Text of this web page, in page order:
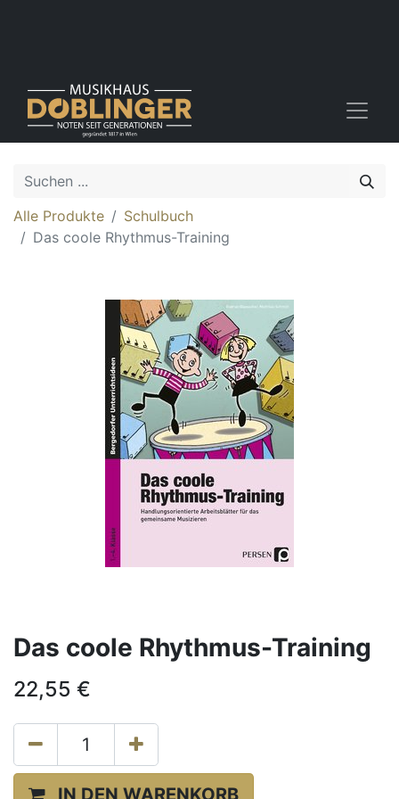
Alle Produkte
Schulbuch
Das coole Rhythmus-Training
Das coole Rhythmus-Training
22,55 €
IN DEN WARENKORB